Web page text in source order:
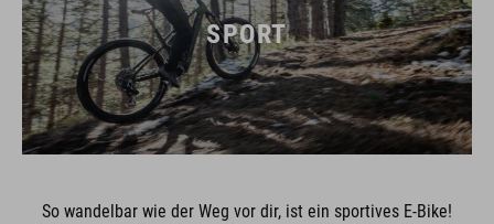
SPORT
So wandelbar wie der Weg vor dir, ist ein sportives E-Bike!